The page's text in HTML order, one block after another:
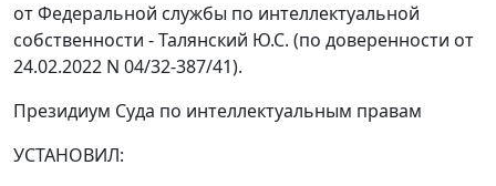
от Федеральной службы по интеллектуальной
собственности - Талянский Ю.С. (по доверенности от
24.02.2022 N 04/32-387/41).
Президиум Суда по интеллектуальным правам
УСТАНОВИЛ: